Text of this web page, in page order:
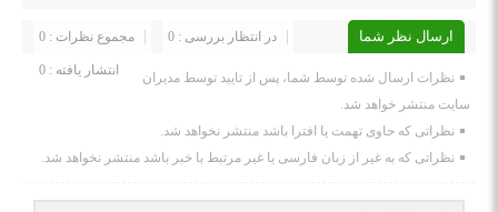
ارسال نظر شما مجموع نظرات : 0 در انتظار بررسی : 0
انتشار یافته : 0
نظرات ارسال شده توسط شما، پس از تایید توسط مدیران
سایت منتشر خواهد شد.
نظراتی که حاوی تهمت یا افترا باشد منتشر نخواهد شد.
نظراتی که به غیر از زبان فارسی یا غیر مرتبط با خبر باشد منتشر نخواهد شد.